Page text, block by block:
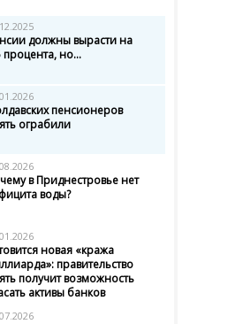
должны вырасти на
процента, но...
пенсионеров
ограбили
в Приднестровье нет
воды?
новая «кража
правительство
получит возможность
активы банков